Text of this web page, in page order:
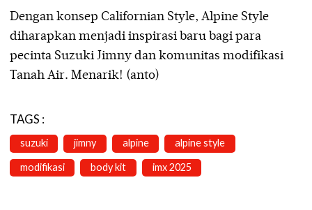
Dengan konsep Californian Style, Alpine Style
diharapkan menjadi inspirasi baru bagi para
pecinta Suzuki Jimny dan komunitas modifikasi
Tanah Air. Menarik! (anto)
TAGS :
suzuki jimny alpine alpine style
modifikasi body kit imx 2025